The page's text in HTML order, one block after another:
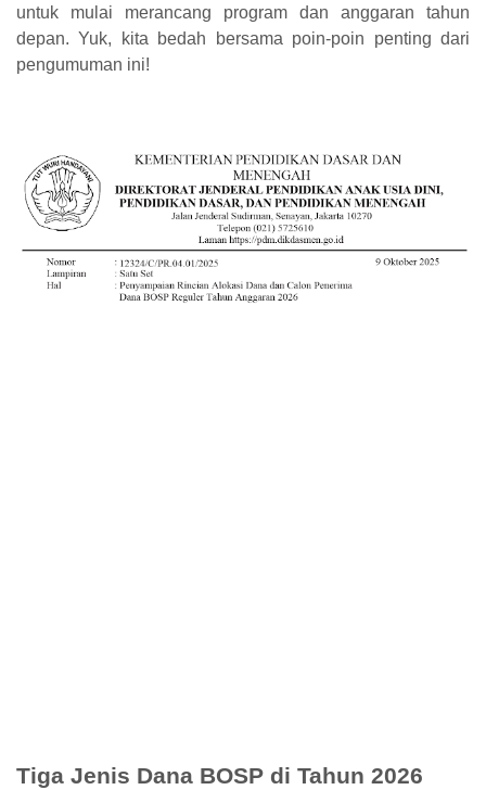
untuk mulai merancang program dan anggaran tahun
depan. Yuk, kita bedah bersama poin-poin penting dari
pengumuman ini!
Tiga Jenis Dana BOSP di Tahun 2026